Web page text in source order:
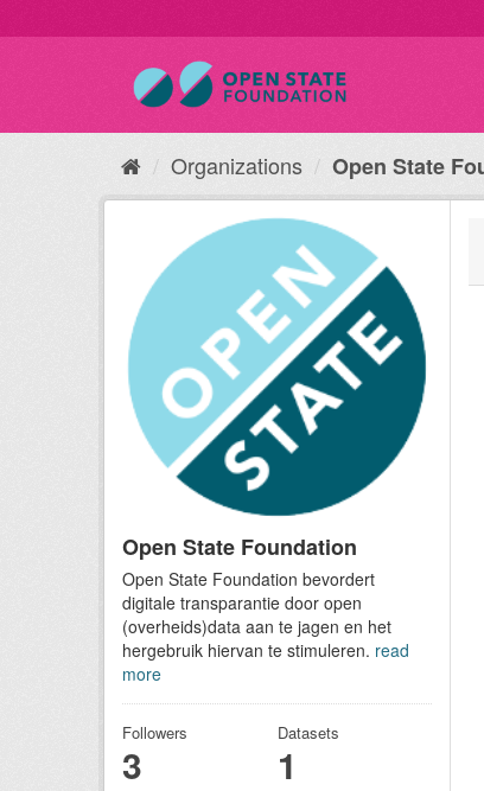
Organizations Open State
Open State Foundation
Open State Foundation bevordert
digitale transparantie door open
(overheids)data aan te jagen en het
hergebruik hiervan te stimuleren. read
more
Followers
3
Datasets
1